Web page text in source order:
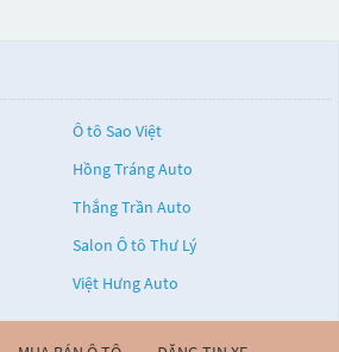
Ô tô Sao Việt
Hồng Tráng Auto
Thắng Trần Auto
Salon Ô tô Thư Lý
Việt Hưng Auto